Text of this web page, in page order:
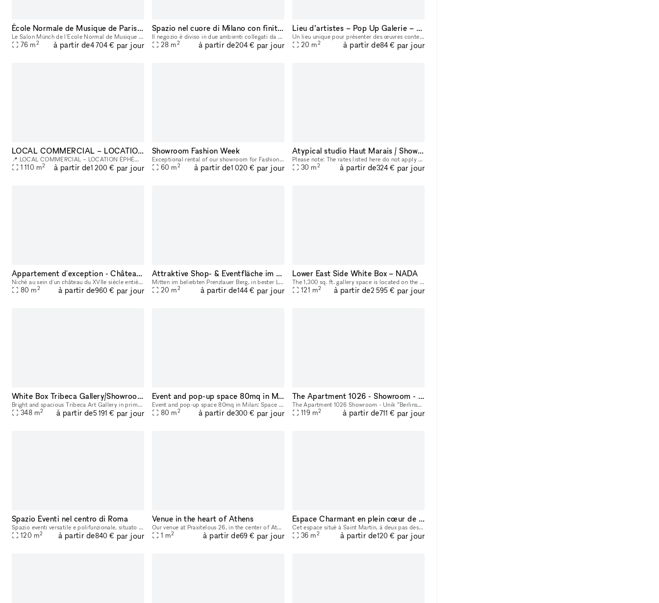
École Normale de Musique de Paris - Alfred Cortot
Le Salon Münch de l'Ecole Normal de Musique de Paris est un écrin rare au sein d’un hôtel particulier classé, joyau du patrimoine parisien. Son ADN ? Fusionner la solennité d’une institution séculair
76 m2 à partir de4 704 € par jour
Spazio nel cuore di Milano con finiture ricercate, ideale per temporary shop, pop-up ed eventi
Il negozio è diviso in due ambienti collegati da un grande arco, che dà carattere allo spazio e crea una separazione naturale tra le due aree. All’interno ci sono travi a vista verniciate, pavimento
28 m2 à partir de204 € par jour
Lieu d’artistes – Pop Up Galerie – Dieppe
Un lieu unique pour présenter des œuvres contemporaines, modernes ou plus anciennes, au cœur d’un espace intimiste et modulable. Lieu - Espace d’exposition en rez-de-chaussée d’environ 20 m², entièr
20 m2 à partir de84 € par jour
LOCAL COMMERCIAL – LOCATION ÉPHÉMÈRE | PARIS 2ème – ÉTIENNE MARCEL
📍 LOCAL COMMERCIAL – LOCATION ÉPHÉMÈRE | PARIS 2ème – ÉTIENNE MARCEL Proche Boulevard de Sébastopol | Fort passage piéton Un espace de prestige au cœur de Paris pour votre pop-up, showroom ou événe
1 110 m2 à partir de1 200 € par jour
Showroom Fashion Week
Exceptional rental of our showroom for Fashion Week! 60m2 in the heart of the marais so very easy access for your clients during this busy week Desks can be moved into the main room An elegant and m
60 m2 à partir de1 020 € par jour
Atypical studio Haut Marais / Showroom / Shooting
Please note: The rates listed here do not apply during Fashion Week. Fashion Week pricing is higher and provided on request. To view a video of the space, click here: https://www.amy-gibson.com/studi
30 m2 à partir de324 € par jour
Appartement d'exception - Château du XVIIe siècle face à la Marne
Niché au sein d'un château du XVIIe siècle entièrement réhabilité, cet appartement de 80m² allie cachet historique et confort contemporain. Hauteurs sous plafond de plus de 4 mètres, parquet Versaill
80 m2 à partir de960 € par jour
Attraktive Shop- & Eventfläche im Herzen von Prenzlauer Berg – Rykestraße
Mitten im beliebten Prenzlauer Berg, in bester Lage der Rykestraße, steht eine stilvolle und vielseitig nutzbare Gewerbefläche mit ca. 20 m² zur flexiblen Vermietung bereit. Es ist ein Teil eines grö
20 m2 à partir de144 € par jour
Lower East Side White Box – NADA
The 1,300 sq. ft. gallery space is located on the second floor of a historic, turn-of-the-century building at 311 East Broadway in Manhattan’s Lower East Side. The space is well suited for art exhibi
121 m2 à partir de2 595 € par jour
White Box Tribeca Gallery/Showroom/Event Space
Bright and spacious Tribeca Art Gallery in prime location, with easy access to all Canal Street subway stations. Ground floor entrance with stairs 3,750 sq ft 20 ft wide 12 ft ceilings Gallery wal
348 m2 à partir de5 191 € par jour
Event and pop-up space 80mq in Milan
Event and pop-up space 80mq in Milan: Space located on the ground floor with 3.9m height. Less than 10 minutes walk from MACIACHINI and ZARA metro station, 1minutes from 2/4 tram and 70 bus. It is a
80 m2 à partir de300 € par jour
The Apartment 1026 - Showroom - Unik ”Berlinsk” lägenhet i Gamla Stan.
The Apartment 1026 Showroom - Unik ”Berlinsk” lägenhet i Gamla Stan. En egen trappuppgång med patina och stämning av Berlin leder direkt in i möblerat showroom. Interiör / konst ingår i hyran men
119 m2 à partir de711 € par jour
Spazio Eventi nel centro di Roma
Spazio eventi versatile e polifunzionale, situato nel cuore pulsante del quartiere Monti, Roma, a due passi dal Colosseo: 120 mq dislocati su due livelli si affacciano in una delle strade centrali pi
120 m2 à partir de840 € par jour
Venue in the heart of Athens
Our venue at Praxitelous 26, in the center of Athens, is available for rent. Modern and fully equipped — ideal for digital art, photography, brand activations, pop-ups, and presentations. 62 sq.m. ov
1 m2 à partir de69 € par jour
Espace Charmant en plein cœur de l'Ile de Ré
Cet espace situé à Saint Martin, à deux pas des rues du port offre une jolie visibilité. Il vous est proposé en location éphémère afin d’y organiser vos prochains Pop-Up Stores, Showrooms, Cocktails
36 m2 à partir de120 € par jour